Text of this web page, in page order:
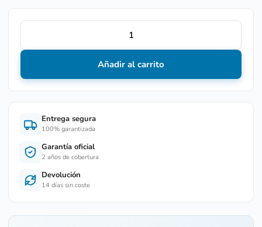
Añadir al carrito
Entrega segura
100% garantizada
Garantía oficial
2 años de cobertura
Devolución
14 días sin coste